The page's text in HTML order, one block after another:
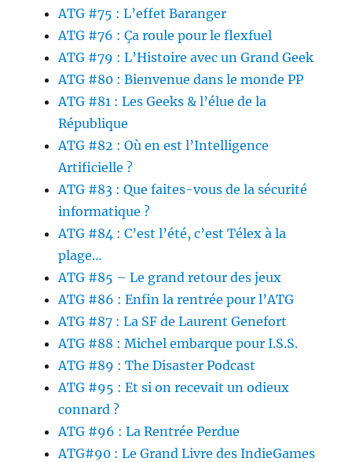
ATG #75 : L’effet Baranger
ATG #76 : Ça roule pour le flexfuel
ATG #79 : L’Histoire avec un Grand Geek
ATG #80 : Bienvenue dans le monde PP
ATG #81 : Les Geeks & l’élue de la
République
ATG #82 : Où en est l’Intelligence
Artificielle ?
ATG #83 : Que faites-vous de la sécurité
informatique ?
ATG #84 : C’est l’été, c’est Télex à la
plage…
ATG #85 – Le grand retour des jeux
ATG #86 : Enfin la rentrée pour l’ATG
ATG #87 : La SF de Laurent Genefort
ATG #88 : Michel embarque pour I.S.S.
ATG #89 : The Disaster Podcast
ATG #95 : Et si on recevait un odieux
connard ?
ATG #96 : La Rentrée Perdue
ATG#90 : Le Grand Livre des IndieGames